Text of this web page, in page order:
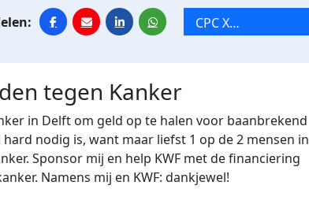
CPC X
vakantiegangers
tegen Kanker
in Delft om geld op te halen voor baanbrekend
nodig is, want maar liefst 1 op de 2 mensen in
Sponsor mij en help KWF met de financiering
Namens mij en KWF: dankjewel!